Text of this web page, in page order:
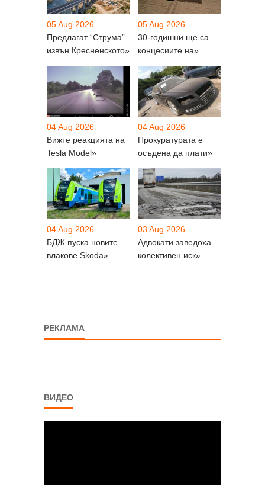
05 Aug 2026
Предлагат “Струма”
извън Кресненското»
05 Aug 2026
30-годишни ще са
концесиите на»
04 Aug 2026
Вижте реакцията на
Tesla Model»
04 Aug 2026
Прокуратурата е
осъдена да плати»
04 Aug 2026
БДЖ пуска новите
влакове Skoda»
03 Aug 2026
Адвокати заведоха
колективен иск»
РЕКЛАМА
ВИДЕО